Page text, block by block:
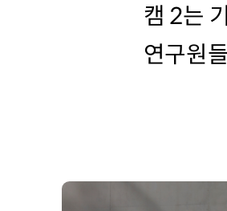
캠 2는
연구원